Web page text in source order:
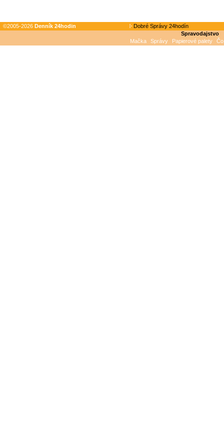
©2005-2026 Denník 24hodin
Dobré Správy 24hodín
Spravodajstvo
Mačka
Správy Papierové palety